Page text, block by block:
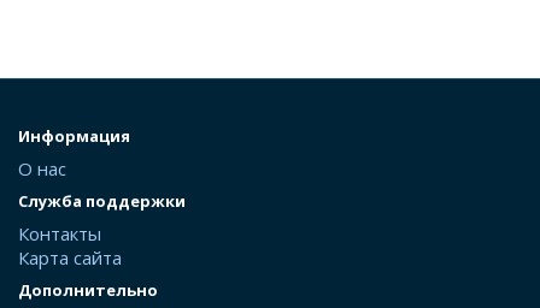
Информация
О нас
Служба поддержки
Контакты
Карта сайта
Дополнительно